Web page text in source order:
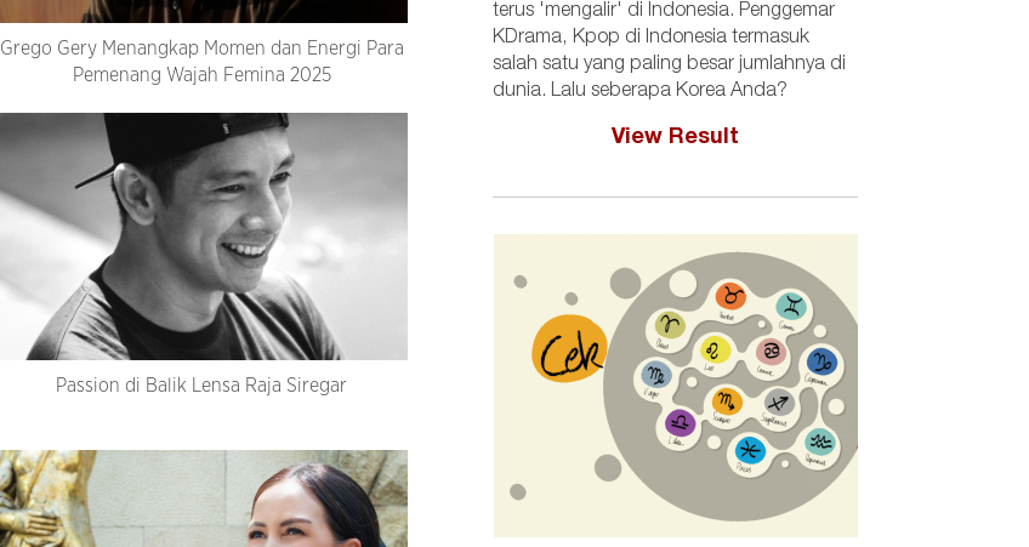
Grego Gery Menangkap Momen dan Energi Para
Pemenang Wajah Femina 2025
Passion di Balik Lensa Raja Siregar
terus 'mengalir' di Indonesia. Penggemar
KDrama, Kpop di Indonesia termasuk
salah satu yang paling besar jumlahnya di
dunia. Lalu seberapa Korea Anda?
View Result